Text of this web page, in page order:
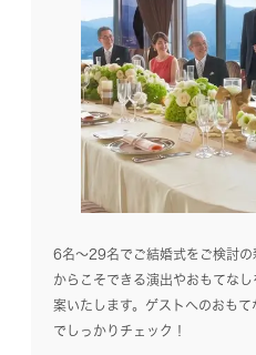
6名～29名でご結婚式をご検討
からこそできる演出やおもてな
案いたします。ゲストへのおも
でしっかりチェック！